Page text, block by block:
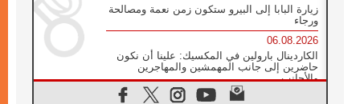
زيارة البابا إلى البيرو ستكون زمن نعمة ومصالحة
ورجاء
06.08.2026
الكاردينال بارولين في المكسيك: علينا أن نكون
حاضرين إلى جانب المهمشين والمهاجرين
والأجانب